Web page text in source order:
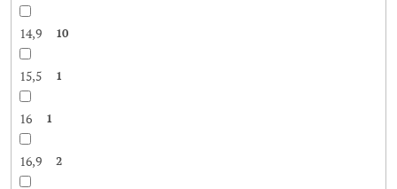
14,9 10
15,5 1
16 1
16,9 2